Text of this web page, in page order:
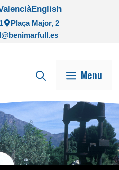
Plaça Major, 2
English
Menu